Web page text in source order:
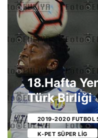
18.Hafta
Türk Birliği
2019-2020 FUTBOL
K-PET SÜPER LIG